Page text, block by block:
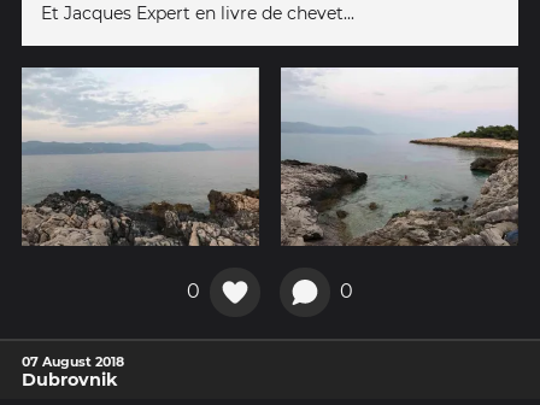
Et Jacques Expert en livre de chevet...
0 0
07 August 2018
Dubrovnik